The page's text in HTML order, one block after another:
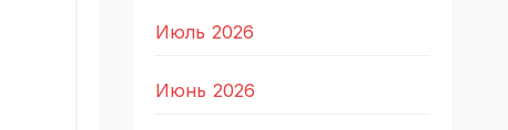
Июль 2026
Июнь 2026